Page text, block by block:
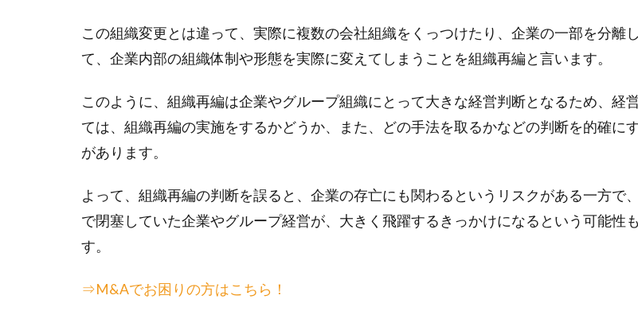
この組織変更とは違って、実際に複数の会社組織をくっつけたり、企業の一部を分離
て、企業内部の組織体制や形態を実際に変えてしまうことを組織再編と言います。
このように、組織再編は企業やグループ組織にとって大きな経営判断となるため、経
ては、組織再編の実施をするかどうか、また、どの手法を取るかなどの判断を的確に
があります。
よって、組織再編の判断を誤ると、企業の存亡にも関わるというリスクがある一方で
で閉塞していた企業やグループ経営が、大きく飛躍するきっかけになるという可能性
す。
⇒M&Aでお困りの方はこちら！